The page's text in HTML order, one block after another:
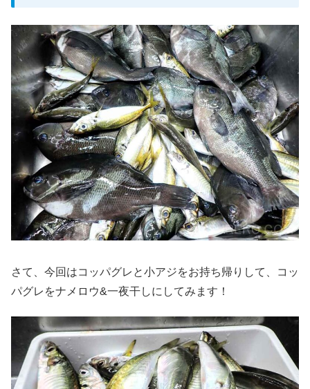
さて、今回はコッパグレと小アジをお持ち帰りして、コッ
パグレをナメロウ&一夜干しにしてみます！